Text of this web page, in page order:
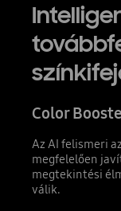
Color
Az AI felismeri
megfelelően
megtekintési
válik.